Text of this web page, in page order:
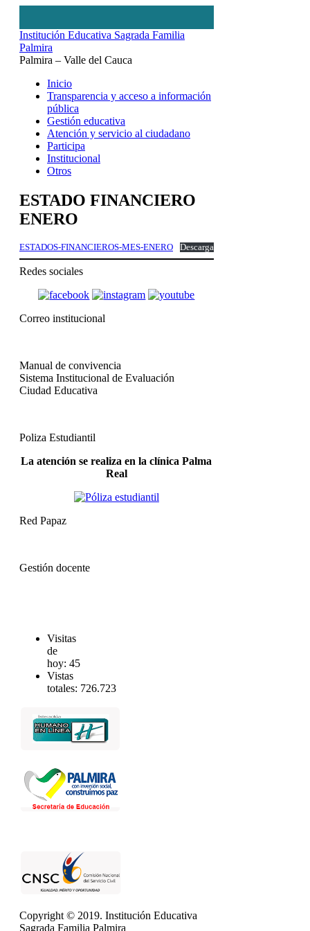
Institución Educativa Sagrada Familia
Palmira
Palmira – Valle del Cauca
Inicio
Transparencia y acceso a información
pública
Gestión educativa
Atención y servicio al ciudadano
Participa
Institucional
Otros
ESTADO FINANCIERO
ENERO
ESTADOS-FINANCIEROS-MES-ENERO Descarga
Redes sociales
Correo institucional
Manual de convivencia
Sistema Institucional de Evaluación
Ciudad Educativa
Poliza Estudiantil
La atención se realiza en la clínica Palma
Real
Red Papaz
Gestión docente
Visitas
de
hoy: 45
Vistas
totales: 726.723
Copyright © 2019. Institución Educativa
Sagrada Familia Palmira